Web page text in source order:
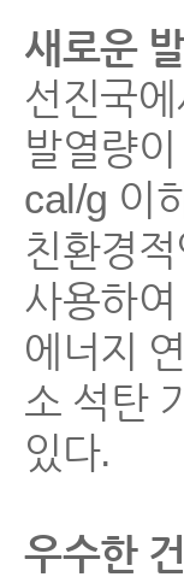
새로운
선진국
발열량
cal/g 이
친환경
사용하
에너지
소 석탄
있다.
우수한